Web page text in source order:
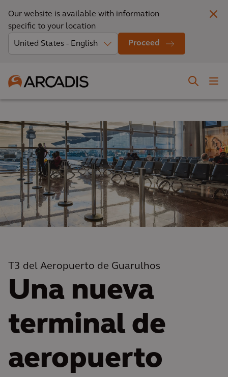
Our website is available with information
specific to your location
Proceed
T3 del Aeropuerto de Guarulhos
Una nueva
terminal de
aeropuerto